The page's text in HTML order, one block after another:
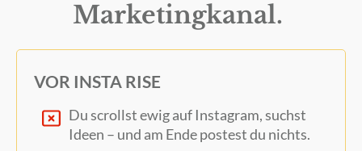
Marketingkanal.
VOR INSTA RISE
Du scrollst ewig auf Instagram, suchst
Ideen – und am Ende postest du nichts.